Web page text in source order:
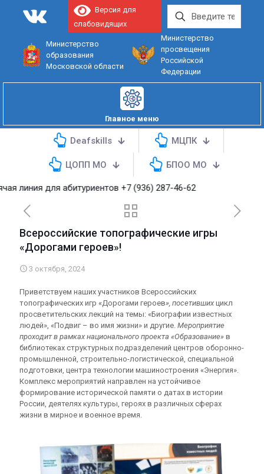
Министерство
образования
Московской области
Министерство
просвещения
Российской
Федерации
Версия для
слабовидящих
Главное меню
Deafskills МЦПК
ЦОПП МО БПОО МО
линия для абитуриентов+7 (936) 287-46-62
Всероссийские топографические игры
«Дорогами героев»!
3 октября, 2024
Приветствуем наших участников Всероссийских
топографических игр «Дорогами героев», посетивших цикл
просветительских лекций на темы: «Биографии известных
людей», «Подвиг – во имя жизни» и другие. Мероприятие
проходит в рамках национального проекта «Образование» в
библиотеках структурных подразделений центров оборонно-
промышленной, строительно-логистической, специальной
подготовки, центра технологии машиностроения «Энергия».
Комплекс мероприятий направлен на устойчивое
формирование исторической памяти о датах в истории
России, деятелях культуры, героях в различных сферах
жизни в мирное и военное время.